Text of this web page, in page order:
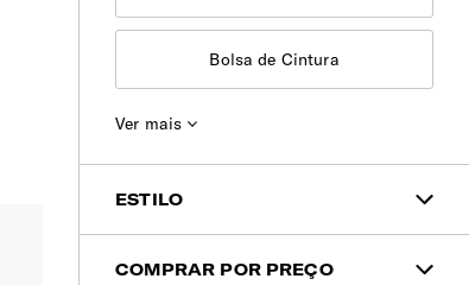
Bolsa de Cintura
Mochila para Portátil
Mala de Viagem Infantil
Pasta para Portátil
Ver mais
ESTILO
Menino
COMPRAR POR PREÇO